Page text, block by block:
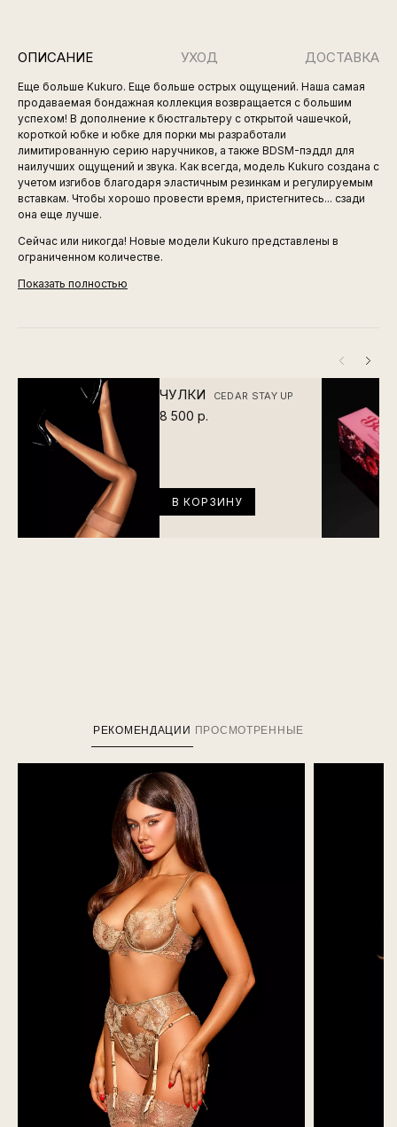
ОПИСАНИЕ УХОД ДОСТАВКА
Еще больше Kukuro. Еще больше острых ощущений. Наша самая
продаваемая бондажная коллекция возвращается с большим
успехом! В дополнение к бюстгальтеру с открытой чашечкой,
короткой юбке и юбке для порки мы разработали
лимитированную серию наручников, а также BDSM-пэддл для
наилучших ощущений и звука. Как всегда, модель Kukuro создана с
учетом изгибов благодаря эластичным резинкам и регулируемым
вставкам. Чтобы хорошо провести время, пристегнитесь... сзади
она еще лучше.
Сейчас или никогда! Новые модели Kukuro представлены в
ограниченном количестве.
Показать полностью
ЧУЛКИ CEDAR STAY UP
8 500 р.
В КОРЗИНУ
РЕКОМЕНДАЦИИ ПРОСМОТРЕННЫЕ